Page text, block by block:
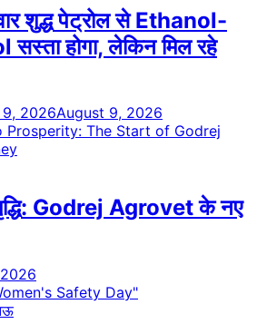
शुद्ध पेट्रोल से Ethanol-
होगा, लेकिन मिल रहे
2026August 9, 2026
Godrej Agrovet के नए